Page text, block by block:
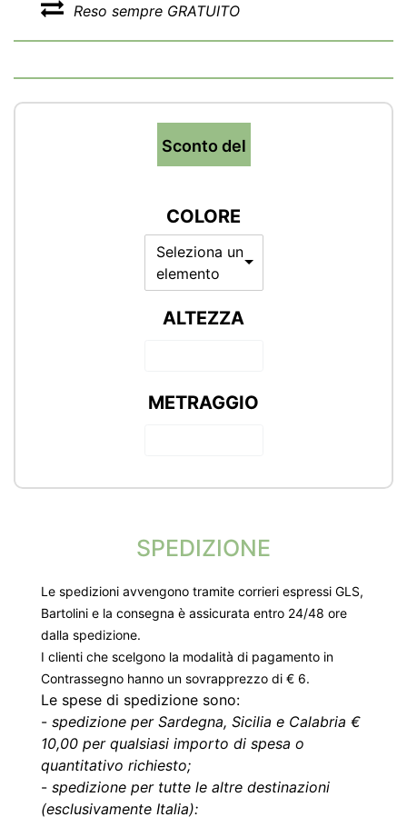
Reso sempre GRATUITO
Sconto del
COLORE
Seleziona un
elemento
ALTEZZA
METRAGGIO
SPEDIZIONE
Le spedizioni avvengono tramite corrieri espressi GLS,
Bartolini e la consegna è assicurata entro 24/48 ore
dalla spedizione.
I clienti che scelgono la modalità di pagamento in
Contrassegno hanno un sovrapprezzo di € 6.
Le spese di spedizione sono:
- spedizione per Sardegna, Sicilia e Calabria €
10,00 per qualsiasi importo di spesa o
quantitativo richiesto;
- spedizione per tutte le altre destinazioni
(esclusivamente Italia):